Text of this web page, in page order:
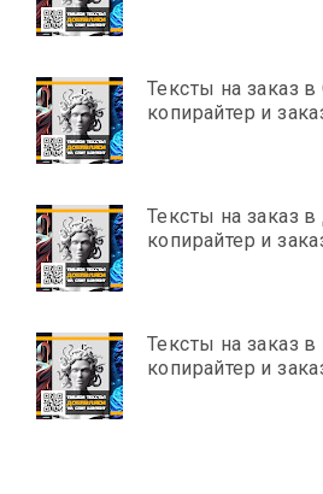
Тексты на заказ
копирайтер и
Тексты на заказ
копирайтер и
Тексты на заказ
копирайтер и